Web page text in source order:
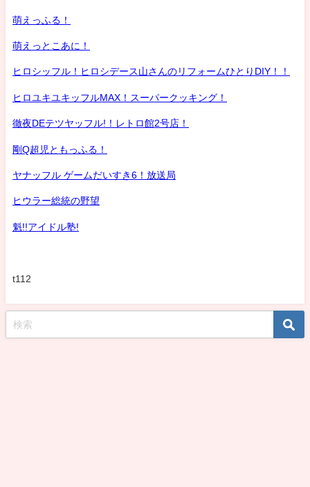
萌えっふる！
萌えっとこあに！
ヒロシッフル！ヒロシデース山さんのリフォームひとりDIY！！
ヒロユキユキッフルMAX！スーパークッキング！
徹夜DEテツヤッフル!！レトロ館2号店！
剛Q超児ともっふる！
ヤナッフル ゲームだいすき6！放送局
ヒウラー総統の野望
魁!!アイドル塾!
t112